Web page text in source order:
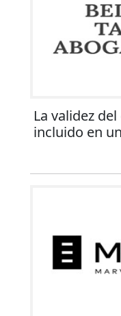
La validez
incluido en